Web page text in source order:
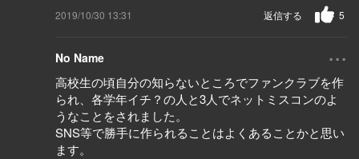
2019/10/30 13:31 5
返信する
No Name ...
高校生の頃自分の知らないところでファンクラブを作
られ、各学年イチ？の人と3人でネットミスコンのよ
うなことをされました。
SNS等で勝手に作られることはよくあることかと思い
ます。